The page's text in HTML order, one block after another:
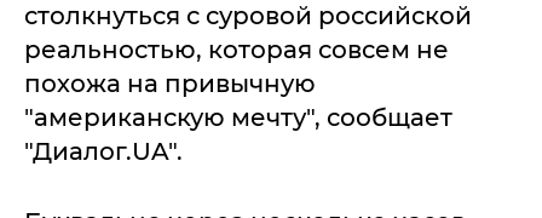
столкнуться с суровой российской
реальностью, которая совсем не
похожа на привычную
"американскую мечту", сообщает
"Диалог.UA".